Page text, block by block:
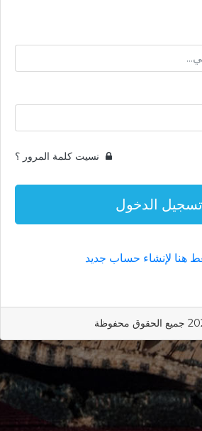
نسيت كلمة المرور ؟
تسجيل الدخول
هنا لإنشاء حساب جديد